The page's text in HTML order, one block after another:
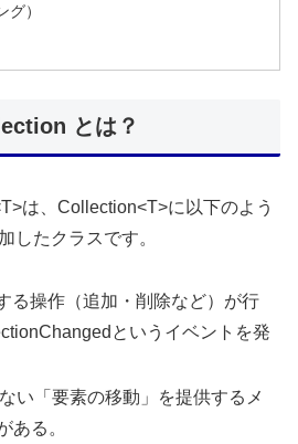
）
とは？
は、Collection<T>に以下のよう
したクラスです。
る操作（追加・削除など）が行
というイベントを発
い「要素の移動」を提供するメ
ある。